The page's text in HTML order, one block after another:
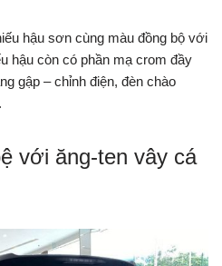
hậu sơn cùng màu đồng bộ với
hậu còn có phần mạ crom đầy
gập – chỉnh điện, đèn chào
với ăng-ten vây cá